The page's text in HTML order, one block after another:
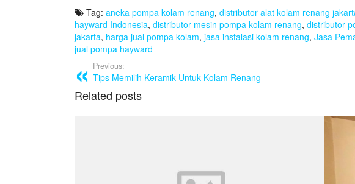
c
e
b
o
o
tt
er
ar
e
Tag: aneka pompa kolam renang, distributor alat kolam renang
hayward Indonesia, distributor mesin pompa kolam renang, distributor
jakarta, harga jual pompa kolam, jasa instalasi kolam renang, Jasa
jual pompa hayward
Previous:
Tips Memilih Keramik Untuk Kolam Renang
Related posts